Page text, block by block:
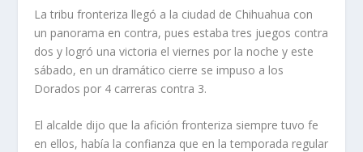
La tribu fronteriza llegó a la ciudad de Chihuahua con
un panorama en contra, pues estaba tres juegos contra
dos y logró una victoria el viernes por la noche y este
sábado, en un dramático cierre se impuso a los
Dorados por 4 carreras contra 3.
El alcalde dijo que la afición fronteriza siempre tuvo fe
en ellos, había la confianza que en la temporada regular